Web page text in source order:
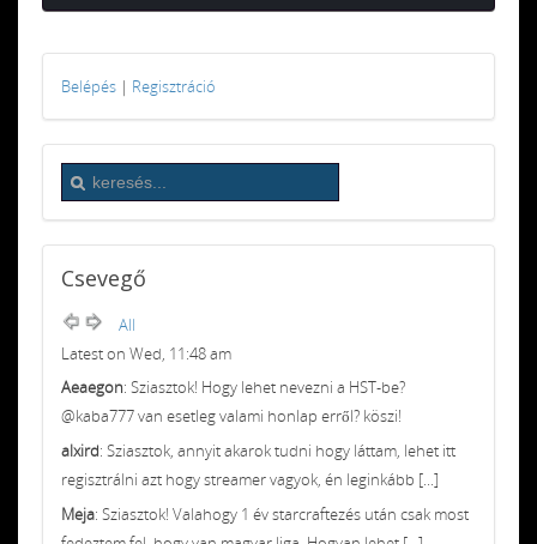
Belépés | Regisztráció
Csevegő
All
Latest on Wed, 11:48 am
Aeaegon: Sziasztok! Hogy lehet nevezni a HST-be?
@kaba777 van esetleg valami honlap erről? köszi!
alxird: Sziasztok, annyit akarok tudni hogy láttam, lehet itt
regisztrálni azt hogy streamer vagyok, én leginkább [...]
Meja: Sziasztok! Valahogy 1 év starcraftezés után csak most